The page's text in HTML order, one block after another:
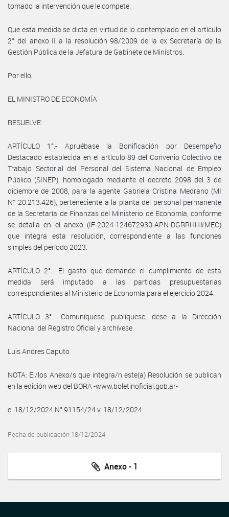
tomado la intervención que le compete.
Que esta medida se dicta en virtud de lo contemplado en el artículo
2° del anexo II a la resolución 98/2009 de la ex Secretaría de la
Gestión Pública de la Jefatura de Gabinete de Ministros.
Por ello,
EL MINISTRO DE ECONOMÍA
RESUELVE:
ARTÍCULO 1°.- Apruébase la Bonificación por Desempeño
Destacado establecida en el artículo 89 del Convenio Colectivo de
Trabajo Sectorial del Personal del Sistema Nacional de Empleo
Público (SINEP), homologado mediante el decreto 2098 del 3 de
diciembre de 2008, para la agente Gabriela Cristina Medrano (MI
N° 20.213.426), perteneciente a la planta del personal permanente
de la Secretaría de Finanzas del Ministerio de Economía, conforme
se detalla en el anexo (IF-2024-124672930-APN-DGRRHH#MEC)
que integra esta resolución, correspondiente a las funciones
simples del período 2023.
ARTÍCULO 2°.- El gasto que demande el cumplimiento de esta
medida será imputado a las partidas presupuestarias
correspondientes al Ministerio de Economía para el ejercicio 2024.
ARTÍCULO 3°.- Comuníquese, publíquese, dese a la Dirección
Nacional del Registro Oficial y archívese.
Luis Andres Caputo
NOTA: El/los Anexo/s que integra/n este(a) Resolución se publican
en la edición web del BORA -www.boletinoficial.gob.ar-
e. 18/12/2024 N° 91154/24 v. 18/12/2024
Fecha de publicación 18/12/2024
Anexo - 1